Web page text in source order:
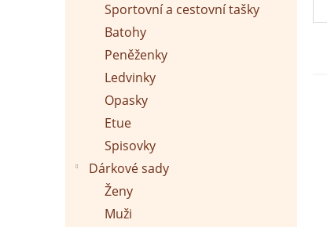
Sportovní a cestovní tašky
Batohy
Peněženky
Ledvinky
Opasky
Etue
Spisovky
Dárkové sady
Ženy
Muži